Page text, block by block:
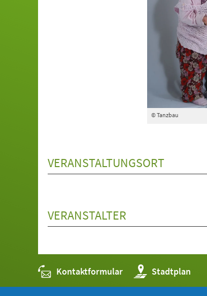
© Tanzbau
VERANSTALTUNGSORT
VERANSTALTER
Kontaktformular Stadtplan
(Öffnet
in
einem